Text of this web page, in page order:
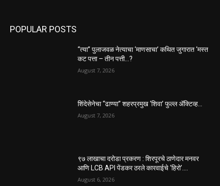
POPULAR POSTS
“त्या” पुलाजवळ नेत्याचा ‘माणसाचा’ कथित जुगारात ‘मस्त
कट पत्ता – तीन पत्ती…?
August 7, 2026
शिंदेसेनेचा “ढाण्या” शहरप्रमुख ‘शिवा’ फुल्ल ॲक्टिव्ह…
August 7, 2026
९७ लाखाचा दरोडा प्रकरण : शिरपूरचे ठाणेदार मनवर
आणि LCB API पेंडकर ठरले कारवाईचे ‘हिरो’….
August 6, 2026